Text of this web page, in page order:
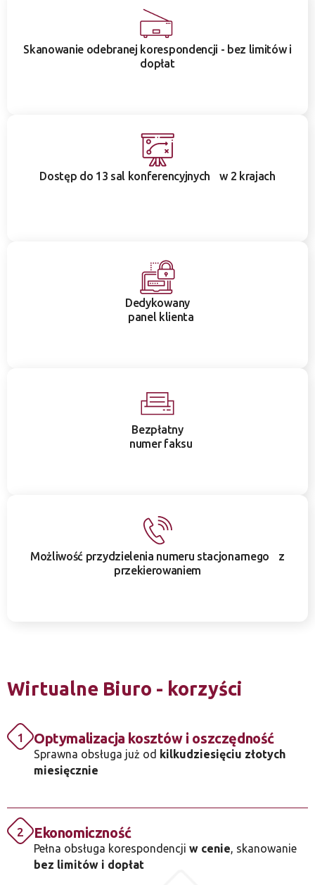
Skanowanie odebranej korespondencji - bez limitów i
dopłat
Dostęp do 13 sal konferencyjnych w 2 krajach
Dedykowany
panel klienta
Bezpłatny
numer faksu
Możliwość przydzielenia numeru stacjonarnego z
przekierowaniem
Wirtualne Biuro - korzyści
1 Optymalizacja kosztów i oszczędność
Sprawna obsługa już od kilkudziesięciu złotych
miesięcznie
2 Ekonomiczność
Pełna obsługa korespondencji w cenie, skanowanie
bez limitów i dopłat